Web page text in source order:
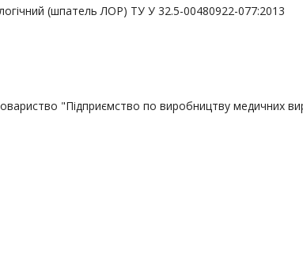
(шпатель ЛОР) ТУ У 32.5-00480922-077:2013
"Підприємство по виробництву медичних